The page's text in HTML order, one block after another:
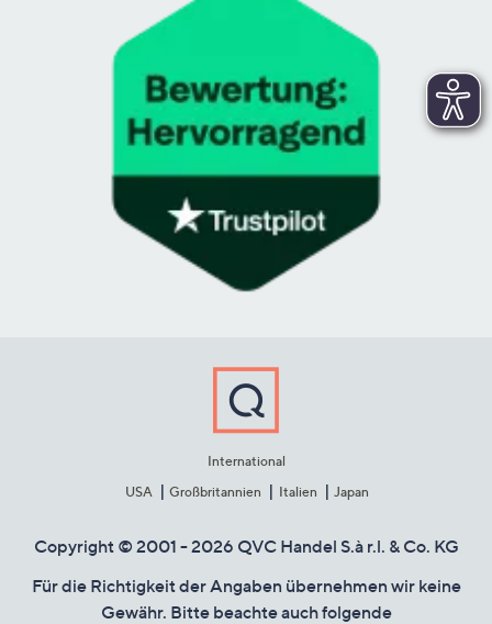
International
USA
Großbritannien Italien Japan
Copyright © 2001 - 2026 QVC Handel S.à r.l. & Co. KG
Für die Richtigkeit der Angaben übernehmen wir keine
Gewähr. Bitte beachte auch folgende